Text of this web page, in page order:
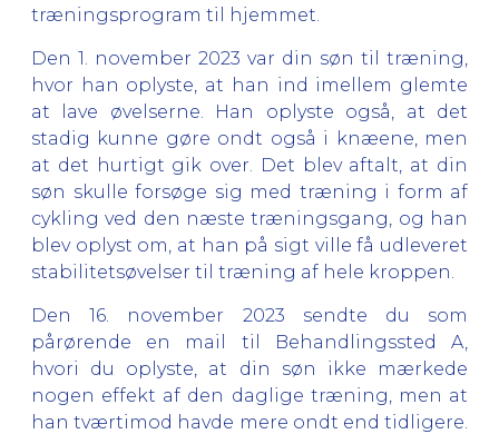
træningsprogram til hjemmet.
Den 1. november 2023 var din søn til træning,
hvor han oplyste, at han ind imellem glemte
at lave øvelserne. Han oplyste også, at det
stadig kunne gøre ondt også i knæene, men
at det hurtigt gik over. Det blev aftalt, at din
søn skulle forsøge sig med træning i form af
cykling ved den næste træningsgang, og han
blev oplyst om, at han på sigt ville få udleveret
stabilitetsøvelser til træning af hele kroppen.
Den 16. november 2023 sendte du som
pårørende en mail til Behandlingssted A,
hvori du oplyste, at din søn ikke mærkede
nogen effekt af den daglige træning, men at
han tværtimod havde mere ondt end tidligere.